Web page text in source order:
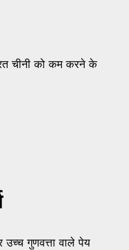
चीनी को कम करने के
गुणवत्ता वाले पेय